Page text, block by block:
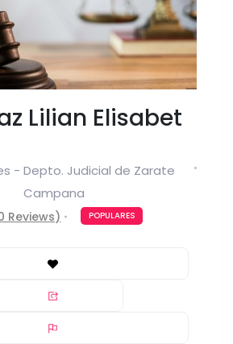
Lilian Elisabet
- Depto. Judicial de Zarate
Campana
Reviews) POPULARES